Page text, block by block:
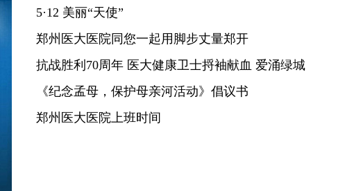
5·12 美丽“天使”
郑州医大医院同您一起用脚步丈量郑开
抗战胜利70周年 医大健康卫士捋袖献血 爱涌绿城
《纪念孟母，保护母亲河活动》倡议书
郑州医大医院上班时间